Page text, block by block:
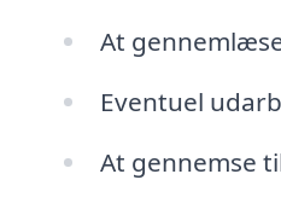
At
Eventuel
At gennemse